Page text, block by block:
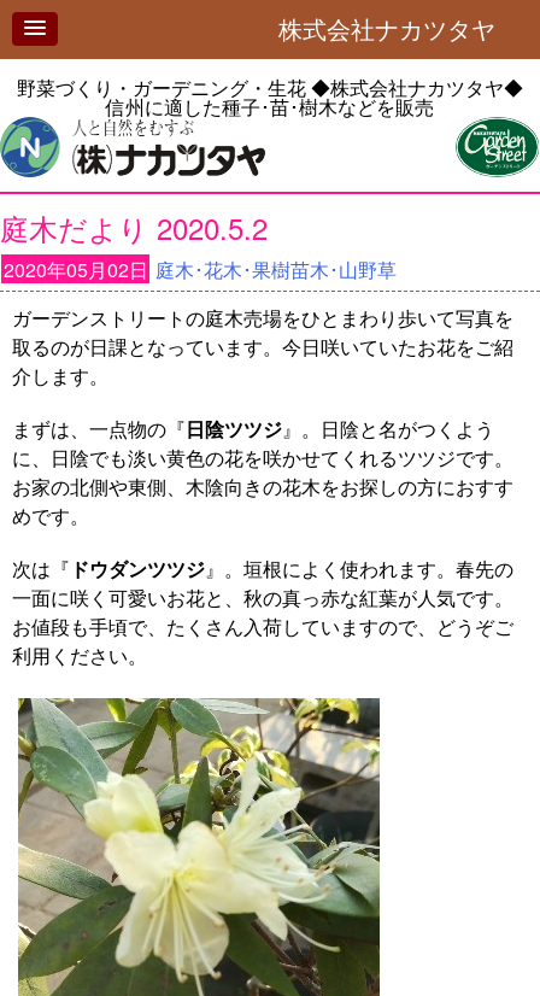
株式会社ナカツタヤ
野菜づくり・ガーデニング・生花◆株式会社ナカツタヤ◆
信州に適した種子･苗･樹木などを販売
庭木だより 2020.5.2
2020年05月02日 庭木･花木･果樹苗木･山野草
ガーデンストリートの庭木売場をひとまわり歩いて写真を
取るのが日課となっています。今日咲いていたお花をご紹
介します。
まずは、一点物の『日陰ツツジ』。日陰と名がつくよう
に、日陰でも淡い黄色の花を咲かせてくれるツツジです。
お家の北側や東側、木陰向きの花木をお探しの方におすす
めです。
次は『 ドウダンツツジ』。垣根によく使われます。春先の
一面に咲く可愛いお花と、秋の真っ赤な紅葉が人気です。
お値段も手頃で、たくさん入荷していますので、どうぞご
利用ください。